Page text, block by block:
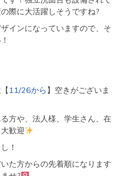
際に大活躍しそうですね?
インになっていますので、そ
11/26から 】空きがございま
方や、法人様、学生さん、在
歓迎
！
た方からの先着順になります